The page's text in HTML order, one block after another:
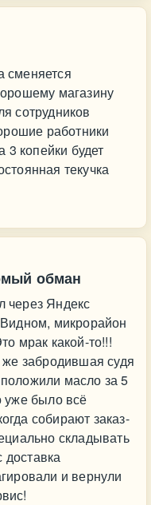
сменяется
магазину
сотрудников
работники
3 копейки будет
текучка
обман
через Яндекс
микрорайон
мрак какой-то!!!
же забродившая судя
масло за 5
уже было всё
собирают заказ-
складывать
и вернули